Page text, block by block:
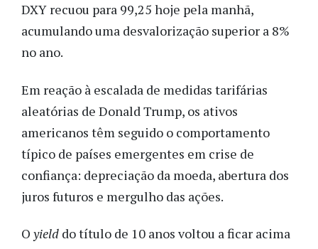
DXY recuou para 99,25 hoje pela manhã,
acumulando uma desvalorização superior a 8%
no ano.
Em reação à escalada de medidas tarifárias
aleatórias de Donald Trump, os ativos
americanos têm seguido o comportamento
típico de países emergentes em crise de
confiança: depreciação da moeda, abertura dos
juros futuros e mergulho das ações.
O yield do título de 10 anos voltou a ficar acima